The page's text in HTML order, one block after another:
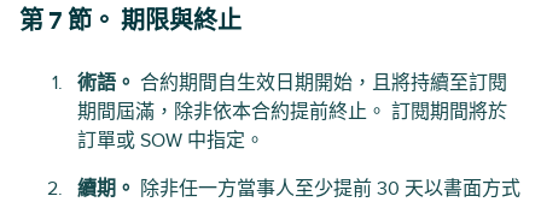
第 7 節。 期限與終止
術語。 合約期間自生效日期開始，且將持續至訂閱
期間屆滿，除非依本合約提前終止。 訂閱期間將於
訂單或 SOW 中指定。
續期。 除非任一方當事人至少提前 30 天以書面方式